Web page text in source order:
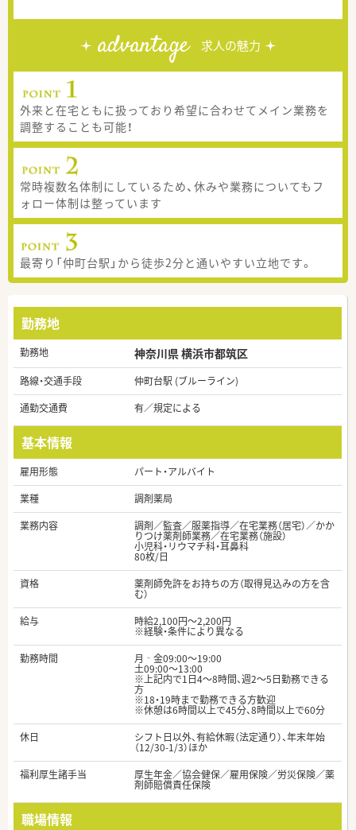
advantage 求人の魅力
外来と在宅ともに扱っており希望に合わせてメイン業務を
調整することも可能！
常時複数名体制にしているため、休みや業務についてもフ
ォロー体制は整っています
最寄り「仲町台駅」から徒歩2分と通いやすい立地です。
勤務地
勤務地 神奈川県 横浜市都筑区
路線・交通手段
仲町台駅 (ブルーライン)
通勤交通費
有／規定による
基本情報
雇用形態
パート・アルバイト
業種
調剤薬局
業務内容
調剤／監査／服薬指導／在宅業務（居宅）／かか
りつけ薬剤師業務／在宅業務（施設）
小児科・リウマチ科・耳鼻科
80枚/日
資格
薬剤師免許をお持ちの方（取得見込みの方を含
む）
給与
時給2,100円～2,200円
※経験・条件により異なる
勤務時間
月‐金09:00～19:00
土09:00～13:00
※上記内で1日4～8時間、週2～5日勤務できる
方
※18・19時まで勤務できる方歓迎
※休憩は6時間以上で45分、8時間以上で60分
休日
シフト日以外、有給休暇（法定通り）、年末年始
（12/30-1/3）ほか
福利厚生諸手当
厚生年金／協会健保／雇用保険／労災保険／薬
剤師賠償責任保険
職場情報